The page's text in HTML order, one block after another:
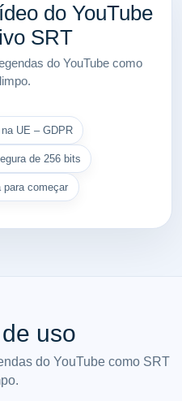
do YouTube
SRT
do YouTube como
UE – GDPR
de 256 bits
para começar
uso
do YouTube como SRT